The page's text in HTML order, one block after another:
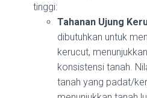
tinggi:
Tahanan Ujung
dibutuhkan untuk
kerucut,
konsistensi tanah.
tanah yang padat/